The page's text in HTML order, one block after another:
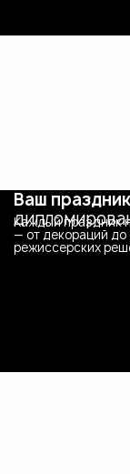
Ваш
Каждый праздник
— от декораций
режиссерских